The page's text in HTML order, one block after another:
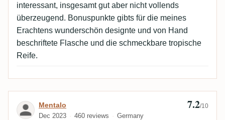
interessant, insgesamt gut aber nicht vollends
überzeugend. Bonuspunkte gibts für die meines
Erachtens wunderschön designte und von Hand
beschriftete Flasche und die schmeckbare tropische
Reife.
Review by Mentalo
Mentalo
Dec 2023 460 reviews Germany
7.2/10